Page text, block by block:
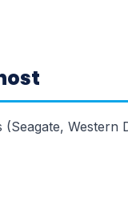
Western